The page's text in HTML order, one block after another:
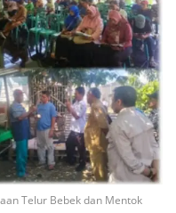
Telur Bebek dan Mentok